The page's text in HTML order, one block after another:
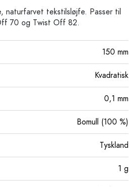
naturfarvet tekstilsløjfe. Passer til
70 og Twist Off 82.
150 mm
Kvadratisk
0,1 mm
Bomull (100 %)
Tyskland
1 g